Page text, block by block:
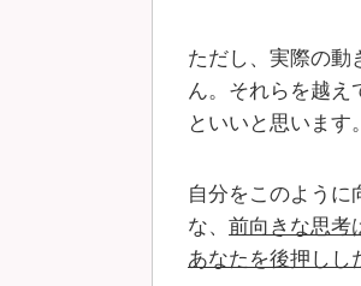
ただし、実際の動
ん。それらを越え
といいと思います。
自分をこのように
な、 前向きな思考
あなたを後押しし